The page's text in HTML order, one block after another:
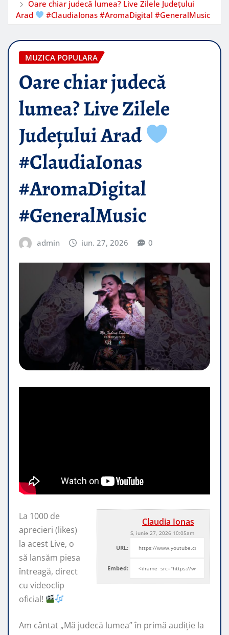
Oare chiar judecă lumea? Live Zilele Județului
Arad
#ClaudiaIonas #AromaDigital #GeneralMusic
MUZICA POPULARA
Oare chiar judecă
lumea? Live Zilele
Județului Arad
#ClaudiaIonas
#AromaDigital
#GeneralMusic
admin iun. 27, 2026 0
Claudia Ionas
S, iunie 27, 2026 10:05am
URL:
Embed:
La 1000 de
aprecieri (likes)
la acest Live, o
să lansăm piesa
întreagă, direct
cu videoclip
oficial!
Am cântat „Mă judecă lumea” în primă audiție la